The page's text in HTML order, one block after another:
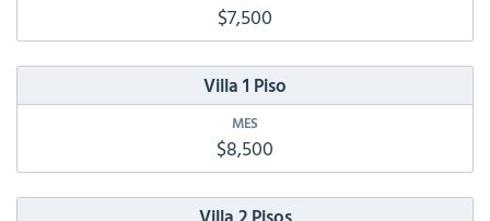
$7,500
Villa 1 Piso
$8,500